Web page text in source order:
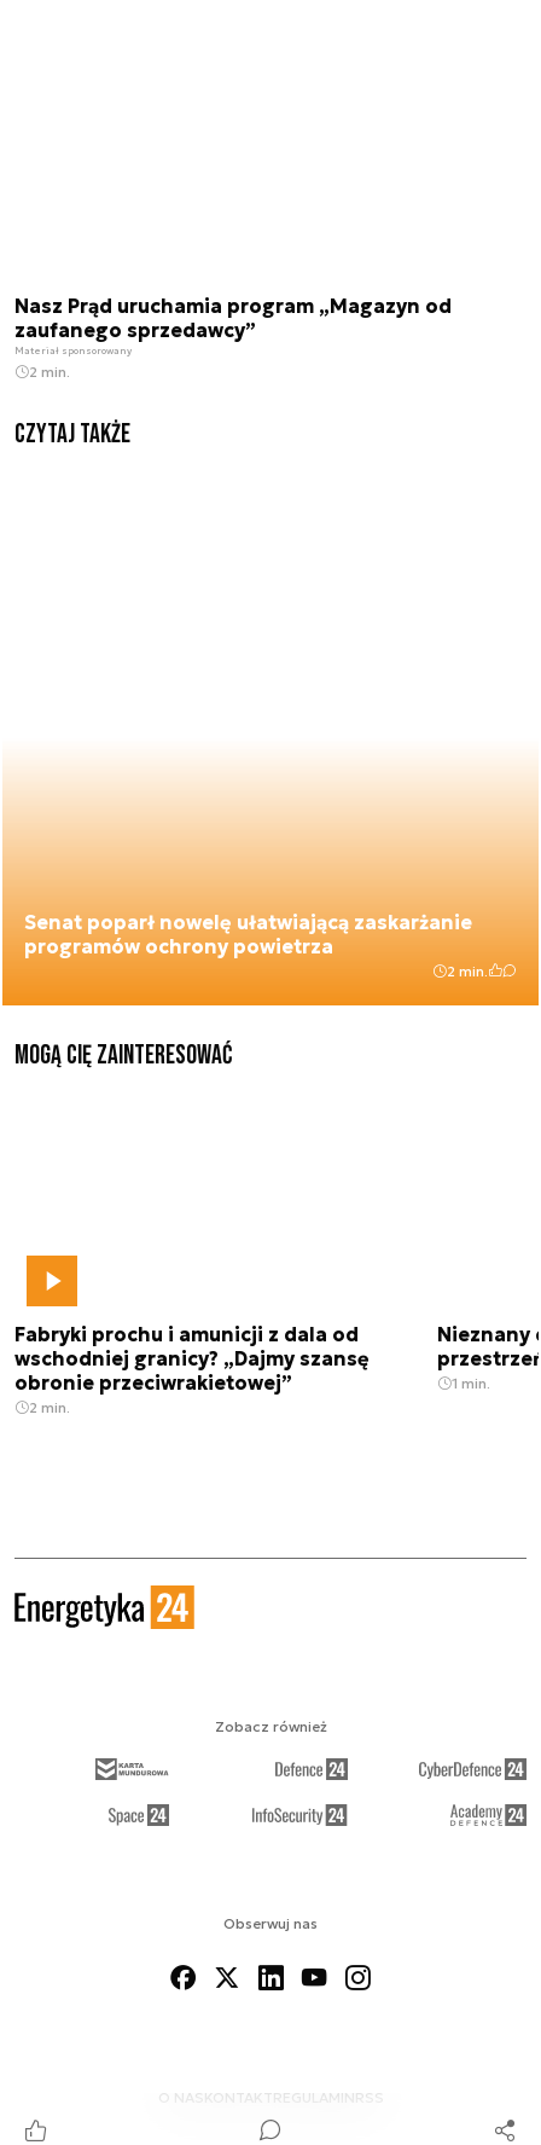
Nasz Prąd uruchamia program „Magazyn od
zaufanego sprzedawcy”
Materiał sponsorowany
2 min.
Czytaj także
Senat poparł nowelę ułatwiającą zaskarżanie
programów ochrony powietrza
2 min.
Mogą Cię zainteresować
Fabryki prochu i amunicji z dala od
wschodniej granicy? „Dajmy szansę
obronie przeciwrakietowej”
2 min.
Nieznany
1 min.
Obserwuj nas
O NAS KONTAKTREGULAMINRSS
Zobacz również